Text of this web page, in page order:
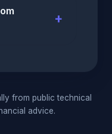
from public technical
advice.